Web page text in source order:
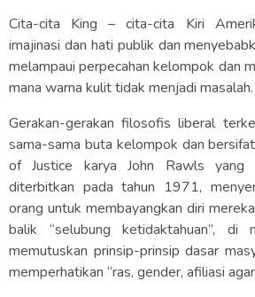
Cita-cita King – cita-cita Kiri
imajinasi dan hati publik dan
melampaui perpecahan kelompok dan
mana warna kulit tidak menjadi masalah.
Gerakan-gerakan filosofis liberal
sama-sama buta kelompok dan
of Justice karya John Rawls yang
diterbitkan pada tahun 1971,
orang untuk membayangkan diri
balik “selubung ketidaktahuan”, di
memutuskan prinsip-prinsip dasar
memperhatikan “ras, gender, afiliasi